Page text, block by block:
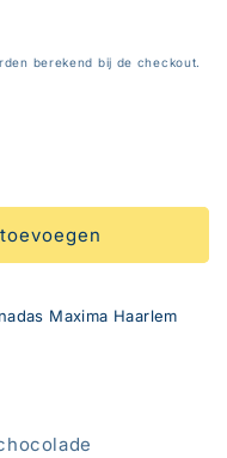
berekend bij de checkout.
Maxima Haarlem